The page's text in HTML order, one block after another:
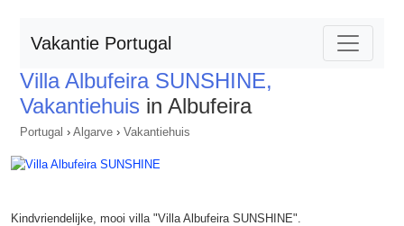
Vakantie Portugal
Villa Albufeira SUNSHINE,
Vakantiehuis in Albufeira
Portugal › Algarve › Vakantiehuis
Kindvriendelijke, mooi villa "Villa Albufeira SUNSHINE".